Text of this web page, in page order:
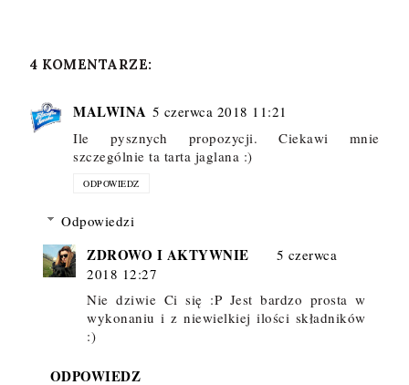
4 KOMENTARZE:
MALWINA 5 czerwca 2018 11:21
Ile pysznych propozycji. Ciekawi mnie
szczególnie ta tarta jaglana :)
ODPOWIEDZ
Odpowiedzi
ZDROWO I AKTYWNIE
5 czerwca
2018 12:27
Nie dziwie Ci się :P Jest bardzo prosta w
wykonaniu i z niewielkiej ilości składników
:)
ODPOWIEDZ